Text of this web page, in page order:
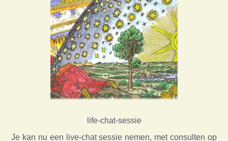
life-chat-sessie
Je kan nu een live-chat sessie nemen, met consulten op